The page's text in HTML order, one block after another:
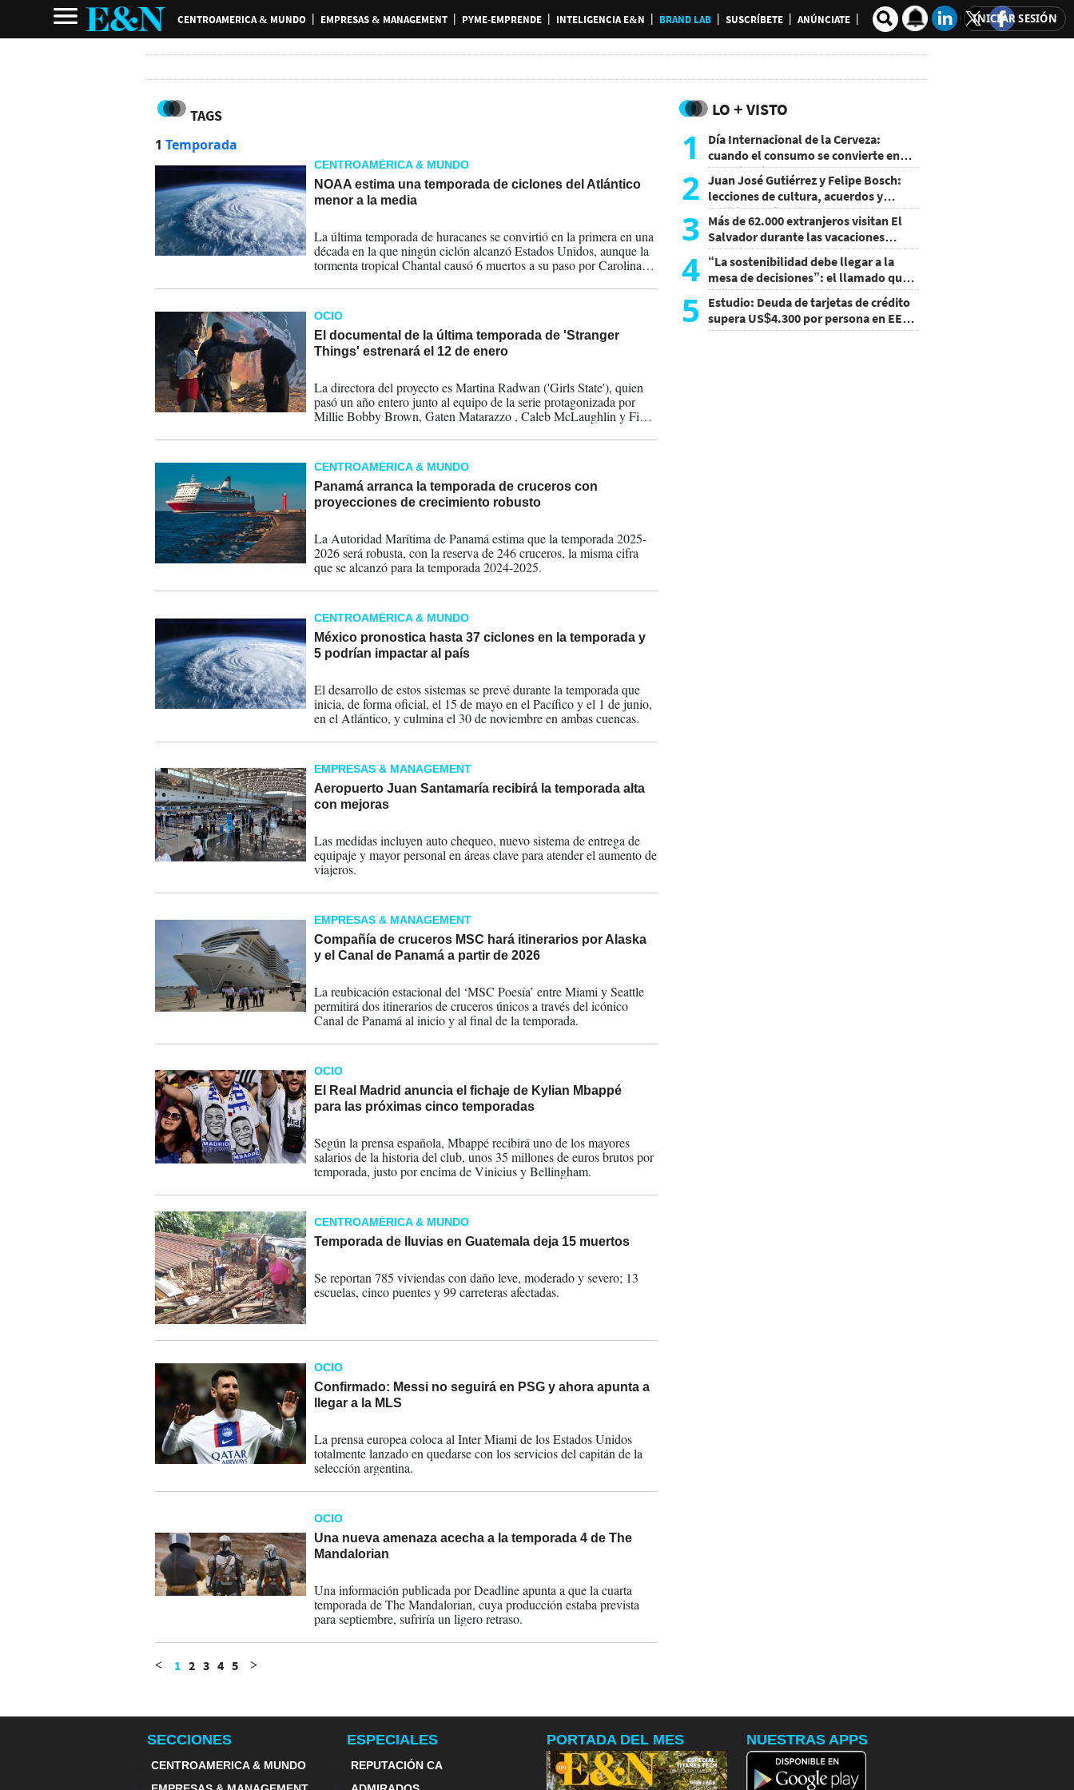
CENTROAMERICA & MUNDO EMPRESAS & MANAGEMENT PYME-EMPRENDE INTELIGENCIA E&N BRAND LAB SUSCRÍBETE ANÚNCIATE INICIAR SESIÓN
TAGS
1 Temporada
CENTROAMÉRICA & MUNDO
NOAA estima una temporada de ciclones del Atlántico
menor a la media
La última temporada de huracanes se convirtió en la primera en una
década en la que ningún ciclón alcanzó Estados Unidos, aunque la
tormenta tropical Chantal causó 6 muertos a su paso por Carolina
OCIO
El documental de la última temporada de 'Stranger
Things' estrenará el 12 de enero
La directora del proyecto es Martina Radwan ('Girls State'), quien
pasó un año entero junto al equipo de la serie protagonizada por
Millie Bobby Brown, Gaten Matarazzo , Caleb McLaughlin y Finn
CENTROAMÉRICA & MUNDO
Panamá arranca la temporada de cruceros con
proyecciones de crecimiento robusto
La Autoridad Marítima de Panamá estima que la temporada 2025-
2026 será robusta, con la reserva de 246 cruceros, la misma cifra
que se alcanzó para la temporada 2024-2025.
CENTROAMÉRICA & MUNDO
México pronostica hasta 37 ciclones en la temporada y
5 podrían impactar al país
El desarrollo de estos sistemas se prevé durante la temporada que
inicia, de forma oficial, el 15 de mayo en el Pacífico y el 1 de junio,
en el Atlántico, y culmina el 30 de noviembre en ambas cuencas.
EMPRESAS & MANAGEMENT
Aeropuerto Juan Santamaría recibirá la temporada alta
con mejoras
Las medidas incluyen auto chequeo, nuevo sistema de entrega de
equipaje y mayor personal en áreas clave para atender el aumento de
viajeros.
EMPRESAS & MANAGEMENT
Compañía de cruceros MSC hará itinerarios por Alaska
y el Canal de Panamá a partir de 2026
La reubicación estacional del ‘MSC Poesía’ entre Miami y Seattle
permitirá dos itinerarios de cruceros únicos a través del icónico
Canal de Panamá al inicio y al final de la temporada.
OCIO
El Real Madrid anuncia el fichaje de Kylian Mbappé
para las próximas cinco temporadas
Según la prensa española, Mbappé recibirá uno de los mayores
salarios de la historia del club, unos 35 millones de euros brutos por
temporada, justo por encima de Vinicius y Bellingham.
CENTROAMÉRICA & MUNDO
Temporada de lluvias en Guatemala deja 15 muertos
Se reportan 785 viviendas con daño leve, moderado y severo; 13
escuelas, cinco puentes y 99 carreteras afectadas.
OCIO
Confirmado: Messi no seguirá en PSG y ahora apunta a
llegar a la MLS
La prensa europea coloca al Inter Miami de los Estados Unidos
totalmente lanzado en quedarse con los servicios del capitán de la
selección argentina.
OCIO
Una nueva amenaza acecha a la temporada 4 de The
Mandalorian
Una información publicada por Deadline apunta a que la cuarta
temporada de The Mandalorian, cuya producción estaba prevista
para septiembre, sufriría un ligero retraso.
< 1 2 3 4 5 >
LO + VISTO
1
Día Internacional de la Cerveza:
cuando el consumo se convierte en
experiencia
2 Juan José Gutiérrez y Felipe Bosch:
lecciones de cultura, acuerdos y
decisiones sin miedo
3 Más de 62.000 extranjeros visitan El
Salvador durante las vacaciones
agostinas
4 “La sostenibilidad debe llegar a la
mesa de decisiones”: el llamado que
deja CentraRSE
5
Estudio: Deuda de tarjetas de crédito
supera US$4.300 por persona en EE.
UU.
SECCIONES
CENTROAMERICA & MUNDO
ESPECIALES
REPUTACIÓN CA
PORTADA DEL MES NUESTRAS APPS